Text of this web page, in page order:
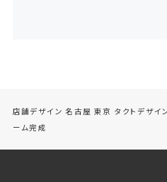
店舗デザイン 名古屋 東京 タクトデザイ
ーム完成